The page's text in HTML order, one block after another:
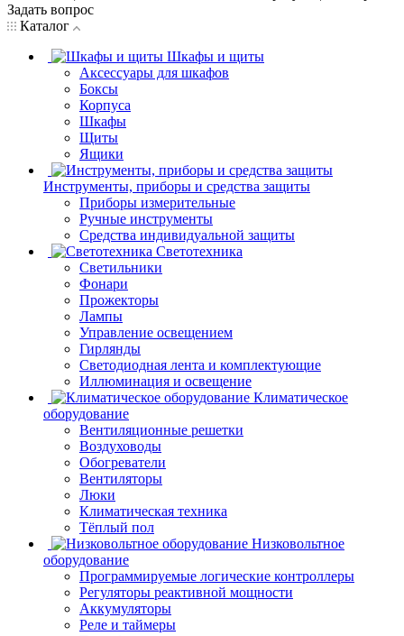
Задать вопрос
Каталог
Шкафы и щиты
Аксессуары для шкафов
Боксы
Корпуса
Шкафы
Щиты
Ящики
Инструменты, приборы и средства защиты
Приборы измерительные
Ручные инструменты
Средства индивидуальной защиты
Светотехника
Светильники
Фонари
Прожекторы
Лампы
Управление освещением
Гирлянды
Светодиодная лента и комплектующие
Иллюминация и освещение
Климатическое
оборудование
Вентиляционные решетки
Воздуховоды
Обогреватели
Вентиляторы
Люки
Климатическая техника
Тёплый пол
Низковольтное
оборудование
Программируемые логические контроллеры
Регуляторы реактивной мощности
Аккумуляторы
Реле и таймеры